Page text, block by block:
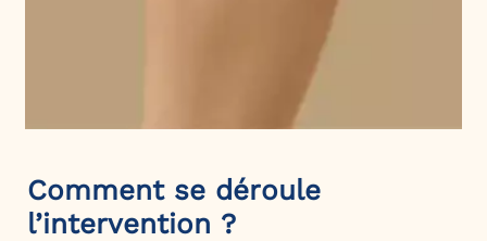
Comment se déroule
l’intervention ?